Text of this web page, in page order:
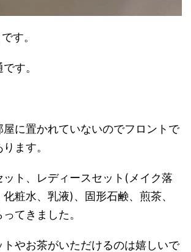
す。
す。
屋に置かれていないのでフロントで
ます。
ト、レディースセット(メイク落
粧水、乳液)、固形石鹸、煎茶、
てきました。
トやお茶がいただけるのは嬉しいで